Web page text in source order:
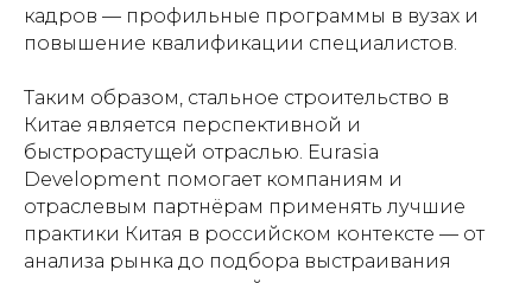
кадров — профильные программы в вузах и
повышение квалификации специалистов.
Таким образом, стальное строительство в
Китае является перспективной и
быстрорастущей отраслью. Eurasia
Development помогает компаниям и
отраслевым партнёрам применять лучшие
практики Китая в российском контексте — от
анализа рынка до подбора выстраивания